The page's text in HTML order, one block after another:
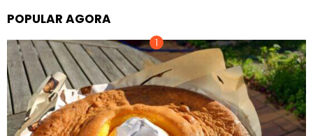
POPULAR AGORA